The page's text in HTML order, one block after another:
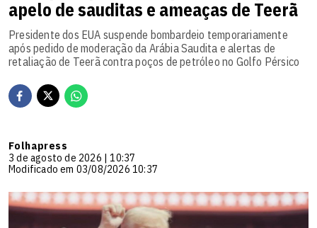
apelo de sauditas e ameaças de Teerã
Presidente dos EUA suspende bombardeio temporariamente
após pedido de moderação da Arábia Saudita e alertas de
retaliação de Teerã contra poços de petróleo no Golfo Pérsico
Folhapress
3 de agosto de 2026 | 10:37
Modificado em 03/08/2026 10:37